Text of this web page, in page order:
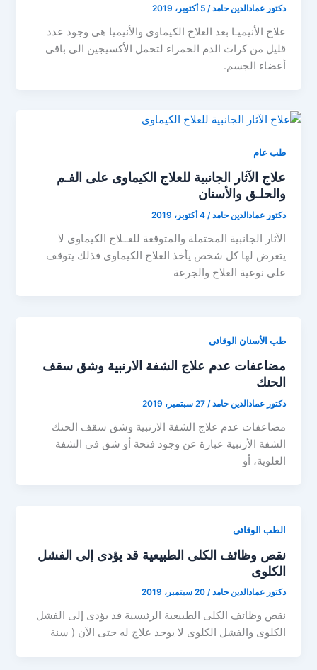
دكتور عمادالدين حامد/5 أكتوبر، 2019
علاج الأنيميـا بعد العلاج الكيماوى والأنيميا هى وجود عدد
قليل من كرات الدم الحمراء لتحمل الأكسيجين الى باقى
أعضاء الجسم.
طب عام
علاج الآثار الجانبية للعلاج الكيماوى على الفـم
والحلـق والأسنان
دكتور عمادالدين حامد/4 أكتوبر، 2019
الآثار الجانبية المحتملة والمتوقعة للعــلاج الكيماوى لا
يتعرض لها كل شخص يأخذ العلاج الكيماوى فذلك يتوقف
على نوعية العلاج والجرعة
طب الأسنان الوقائى
مضاعفات عدم علاج الشفة الارنبية وشق سقف
الحنك
دكتور عمادالدين حامد/27 سبتمبر، 2019
مضاعفات عدم علاج الشفة الارنبية وشق سقف الحنك
الشفة الأرنبية عبارة عن وجود فتحة أو شق في الشفة
العلوية، أو
الطب الوقائى
نقص وظائف الكلى الطبيعية قد يؤدى إلى الفشل
الكلوى
دكتور عمادالدين حامد/20 سبتمبر، 2019
نقص وظائف الكلى الطبيعية الرئيسية قد يؤدى إلى الفشل
الكلوى والفشل الكلوى لا يوجد علاج له حتى الآن ( سنة